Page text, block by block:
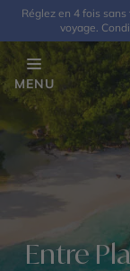
Réglez en 4 fois
voyage.
MENU
Entre